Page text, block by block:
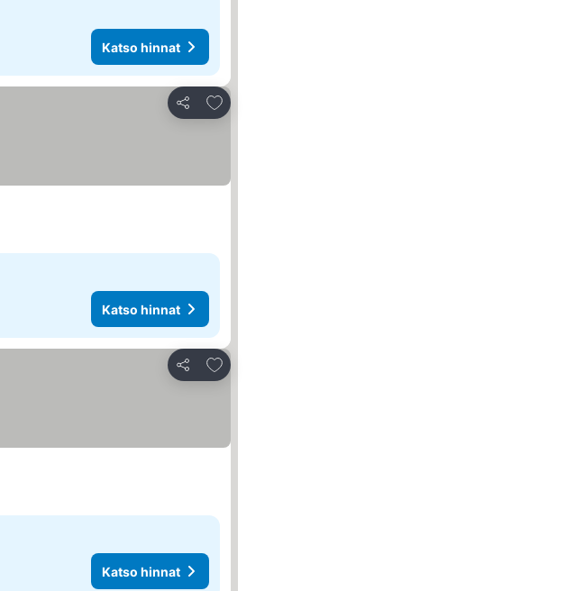
Katso hinnat
Jaa
Lisää suosikkeihin
Katso hinnat
Jaa
Lisää suosikkeihin
Katso hinnat